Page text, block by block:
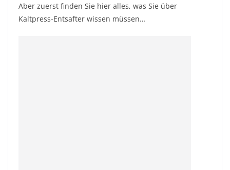
Aber zuerst finden Sie hier alles, was Sie über
Kaltpress-Entsafter wissen müssen…